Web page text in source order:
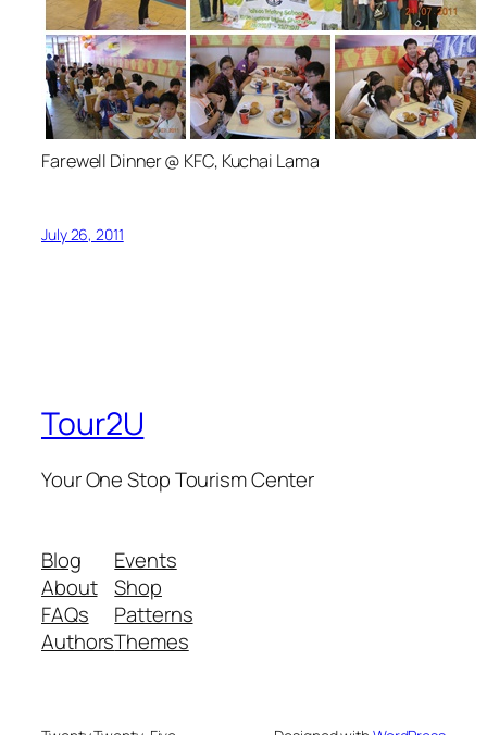
Farewell Dinner @ KFC, Kuchai Lama
July 26, 2011
Tour2U
Your One Stop Tourism Center
Blog
About
FAQs
Authors
Events
Shop
Patterns
Themes